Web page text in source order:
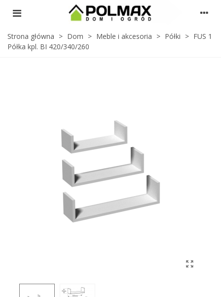
Strona główna > Dom > Meble i akcesoria > Półki > FUS 1
Półka kpl. BI 420/340/260